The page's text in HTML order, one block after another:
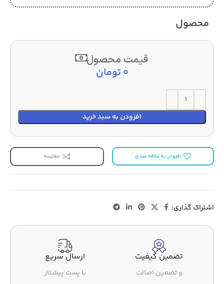
محصول
قیمت محصول
0تومان
افزودن به سبد خرید
افزودن به علاقه مندی مقایسه
اشتراک گذاری:
تضمین کیفیت
و تضمین اصالت
ارسال سریع
با پست پیشتاز